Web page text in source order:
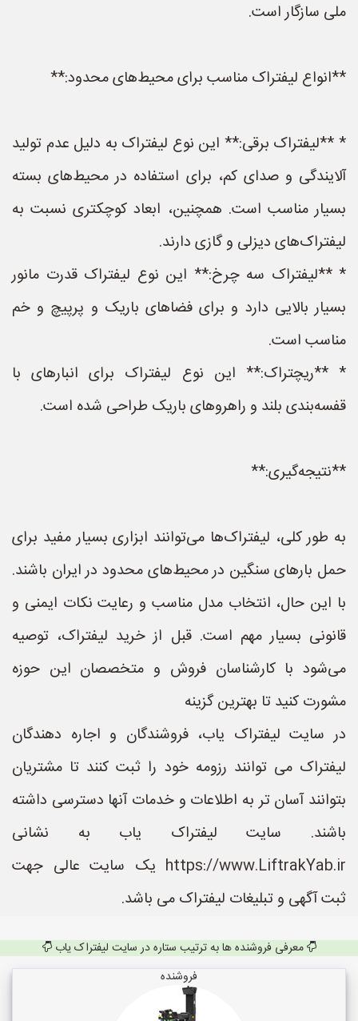
ملی سازگار است.
**انواع لیفتراک مناسب برای محیط‌های محدود:**
* **لیفتراک برقی:** این نوع لیفتراک به دلیل عدم تولید
آلایندگی و صدای کم، برای استفاده در محیط‌های بسته
بسیار مناسب است. همچنین، ابعاد کوچکتری نسبت به
لیفتراک‌های دیزلی و گازی دارند.
* **لیفتراک سه چرخ:** این نوع لیفتراک قدرت مانور
بسیار بالایی دارد و برای فضاهای باریک و پرپیچ و خم
مناسب است.
* **ریچتراک:** این نوع لیفتراک برای انبارهای با
قفسه‌بندی بلند و راهروهای باریک طراحی شده است.
**نتیجه‌گیری:**
به طور کلی، لیفتراک‌ها می‌توانند ابزاری بسیار مفید برای
حمل بارهای سنگین در محیط‌های محدود در ایران باشند.
با این حال، انتخاب مدل مناسب و رعایت نکات ایمنی و
قانونی بسیار مهم است. قبل از خرید لیفتراک، توصیه
می‌شود با کارشناسان فروش و متخصصان این حوزه
مشورت کنید تا بهترین گزینه
در سایت لیفتراک یاب، فروشندگان و اجاره دهندگان
لیفتراک می توانند رزومه خود را ثبت کنند تا مشتریان
بتوانند آسان تر به اطلاعات و خدمات آنها دسترسی داشته
باشند. سایت لیفتراک یاب به نشانی
https://www.LiftrakYab.ir یک سایت عالی جهت
ثبت آگهی و تبلیغات لیفتراک می باشد.
معرفی فروشنده ها به ترتیب ستاره در سایت لیفتراک یاب
فروشنده